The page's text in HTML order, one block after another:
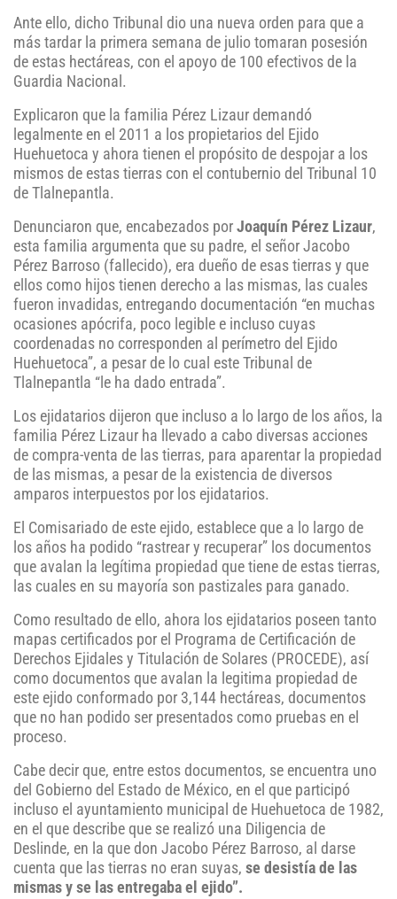
Ante ello, dicho Tribunal dio una nueva orden para que a
más tardar la primera semana de julio tomaran posesión
de estas hectáreas, con el apoyo de 100 efectivos de la
Guardia Nacional.
Explicaron que la familia Pérez Lizaur demandó
legalmente en el 2011 a los propietarios del Ejido
Huehuetoca y ahora tienen el propósito de despojar a los
mismos de estas tierras con el contubernio del Tribunal 10
de Tlalnepantla.
Denunciaron que, encabezados por Joaquín Pérez Lizaur,
esta familia argumenta que su padre, el señor Jacobo
Pérez Barroso (fallecido), era dueño de esas tierras y que
ellos como hijos tienen derecho a las mismas, las cuales
fueron invadidas, entregando documentación “en muchas
ocasiones apócrifa, poco legible e incluso cuyas
coordenadas no corresponden al perímetro del Ejido
Huehuetoca”, a pesar de lo cual este Tribunal de
Tlalnepantla “le ha dado entrada”.
Los ejidatarios dijeron que incluso a lo largo de los años, la
familia Pérez Lizaur ha llevado a cabo diversas acciones
de compra-venta de las tierras, para aparentar la propiedad
de las mismas, a pesar de la existencia de diversos
amparos interpuestos por los ejidatarios.
El Comisariado de este ejido, establece que a lo largo de
los años ha podido “rastrear y recuperar” los documentos
que avalan la legítima propiedad que tiene de estas tierras,
las cuales en su mayoría son pastizales para ganado.
Como resultado de ello, ahora los ejidatarios poseen tanto
mapas certificados por el Programa de Certificación de
Derechos Ejidales y Titulación de Solares (PROCEDE), así
como documentos que avalan la legitima propiedad de
este ejido conformado por 3,144 hectáreas, documentos
que no han podido ser presentados como pruebas en el
proceso.
Cabe decir que, entre estos documentos, se encuentra uno
del Gobierno del Estado de México, en el que participó
incluso el ayuntamiento municipal de Huehuetoca de 1982,
en el que describe que se realizó una Diligencia de
Deslinde, en la que don Jacobo Pérez Barroso, al darse
cuenta que las tierras no eran suyas, se desistía de las
mismas y se las entregaba el ejido”.